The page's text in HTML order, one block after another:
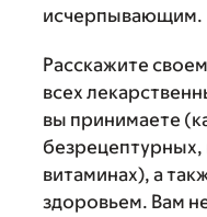
исчерпывающим.
Расскажите
всех
вы принимаете
безрецептурных,
витаминах), а
здоровьем. Вам